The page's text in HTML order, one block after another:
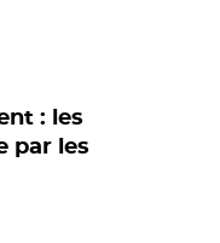
: les
par les